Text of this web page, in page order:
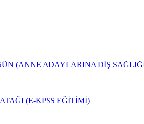
(ANNE ADAYLARINA DİŞ
(E-KPSS EĞİTİMİ)